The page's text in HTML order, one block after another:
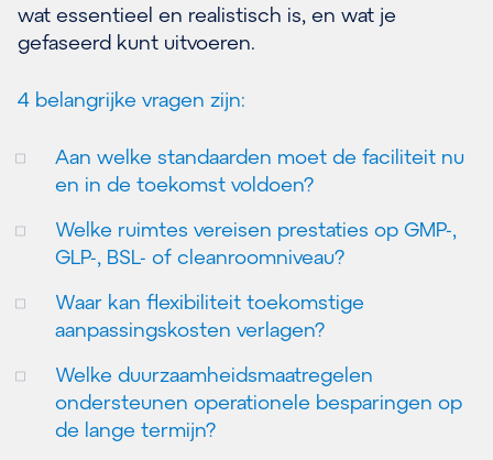
wat essentieel en realistisch is, en wat je
gefaseerd kunt uitvoeren.
4 belangrijke vragen zijn:
Aan welke standaarden moet de faciliteit nu
en in de toekomst voldoen?
Welke ruimtes vereisen prestaties op GMP-,
GLP-, BSL- of cleanroomniveau?
Waar kan flexibiliteit toekomstige
aanpassingskosten verlagen?
Welke duurzaamheidsmaatregelen
ondersteunen operationele besparingen op
de lange termijn?